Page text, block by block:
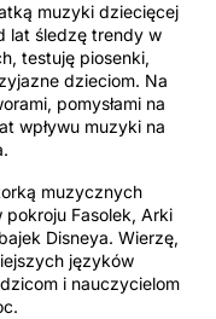
muzyki dziecięcej
lat śledzę trendy w
testuję piosenki,
dzieciom. Na
pomysłami na
wpływu muzyki na
muzycznych
Fasolek, Arki
Disneya. Wierzę,
języków
i nauczycielom